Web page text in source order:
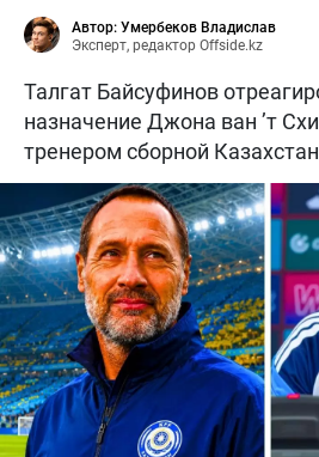
Автор: Умербеков Владислав
Эксперт, редактор Offside.kz
Талгат Байсуфинов
назначение Джона ван ’т
тренером сборной